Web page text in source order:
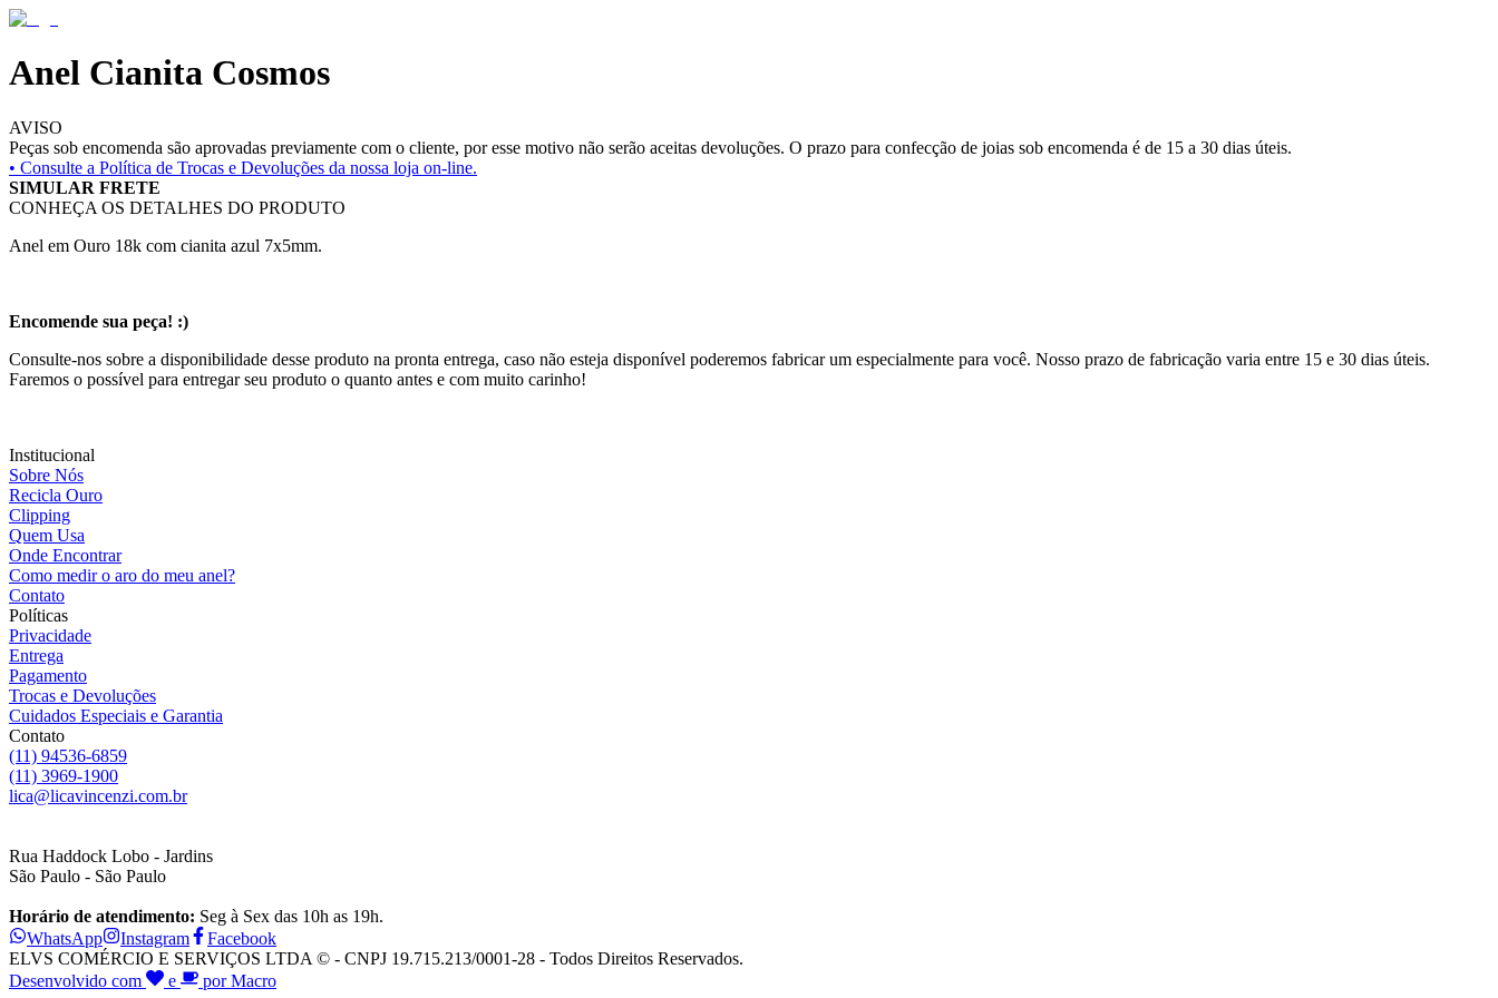
Anel Cianita Cosmos
AVISO
Peças sob encomenda são aprovadas previamente com o cliente, por esse motivo não serão aceitas devoluções. O prazo para confecção de joias sob encomenda é de 15 a 30 dias úteis.
• Consulte a Política de Trocas e Devoluções da nossa loja on-line.
SIMULAR FRETE
CONHEÇA OS DETALHES DO PRODUTO
Anel em Ouro 18k com cianita azul 7x5mm.
Encomende sua peça! :)
Consulte-nos sobre a disponibilidade desse produto na pronta entrega, caso não esteja disponível poderemos fabricar um especialmente para você. Nosso prazo de fabricação varia entre 15 e 30 dias úteis.
Faremos o possível para entregar seu produto o quanto antes e com muito carinho!
Institucional
Sobre Nós
Recicla Ouro
Clipping
Quem Usa
Onde Encontrar
Como medir o aro do meu anel?
Contato
Políticas
Privacidade
Entrega
Pagamento
Trocas e Devoluções
Cuidados Especiais e Garantia
Contato
(11) 94536-6859
(11) 3969-1900
lica@licavincenzi.com.br
Rua Haddock Lobo - Jardins
São Paulo - São Paulo
Horário de atendimento: Seg à Sex das 10h as 19h.
WhatsApp
Instagram
Facebook
ELVS COMÉRCIO E SERVIÇOS LTDA © - CNPJ 19.715.213/0001-28 - Todos Direitos Reservados.
Desenvolvido com
e por Macro